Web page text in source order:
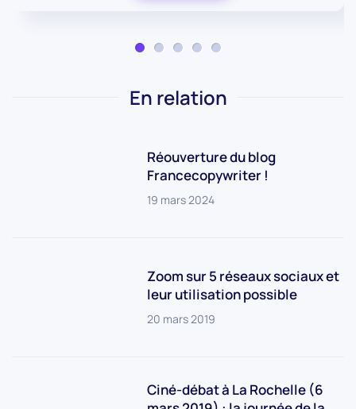
En relation
Réouverture du blog
Francecopywriter !
19 mars 2024
Zoom sur 5 réseaux sociaux et
leur utilisation possible
20 mars 2019
Ciné-débat à La Rochelle (6